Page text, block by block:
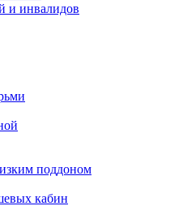
и инвалидов
поддоном
кабин